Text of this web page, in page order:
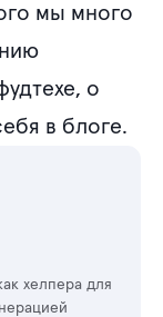
мы много
о
в блоге.
хелпера для